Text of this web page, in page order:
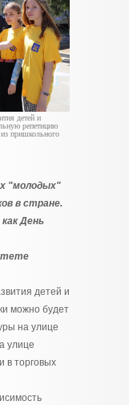
детей и
репетицию
пришкольного
"молодых"
в стране.
День
детей и
можно будет
на улице
улице
в торговых